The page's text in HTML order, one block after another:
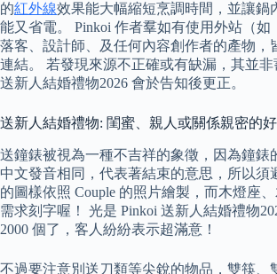
的紅外線效果能大幅縮短烹調時間，並讓鍋
能又省電。 Pinkoi 作者羣如有使用外站（如
落客、設計師、及任何內容創作者的產物，
連結。 若發現來源不正確或有缺漏，其並非
送新人結婚禮物2026 會於告知後更正。
送新人結婚禮物: 閨蜜、親人或關係親密的
送鐘錶被視為一種不吉祥的象徵，因為鐘錶
中文發音相同，代表著結束的意思，所以須
的圖樣依照 Couple 的照片繪製，而木燈座
需求刻字喔！ 光是 Pinkoi 送新人結婚禮物
2000 個了，客人紛紛表示超滿意！
不過要注意別送刀類等尖銳的物品，雙筷、